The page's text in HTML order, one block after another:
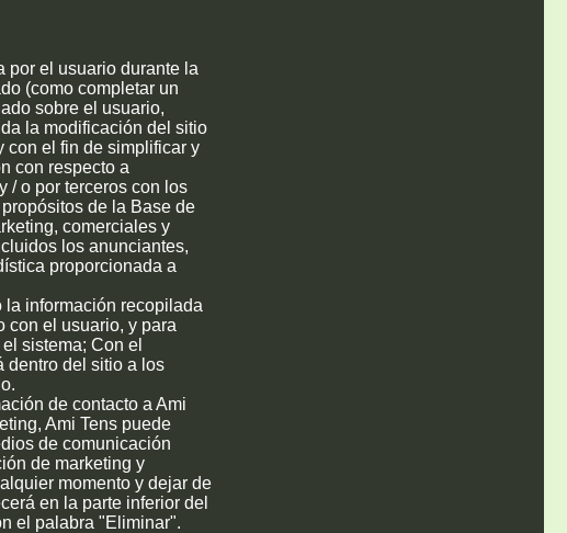
por el usuario durante la
(como completar un
sobre el usuario,
la modificación del sitio
con el fin de simplificar y
con respecto a
/ o por terceros con los
de la Base de
comerciales y
los anunciantes,
proporcionada a
la información recopilada
con el usuario, y para
sistema; Con el
dentro del sitio a los
de contacto a Ami
Ami Tens puede
de comunicación
de marketing y
momento y dejar de
en la parte inferior del
el palabra "Eliminar".